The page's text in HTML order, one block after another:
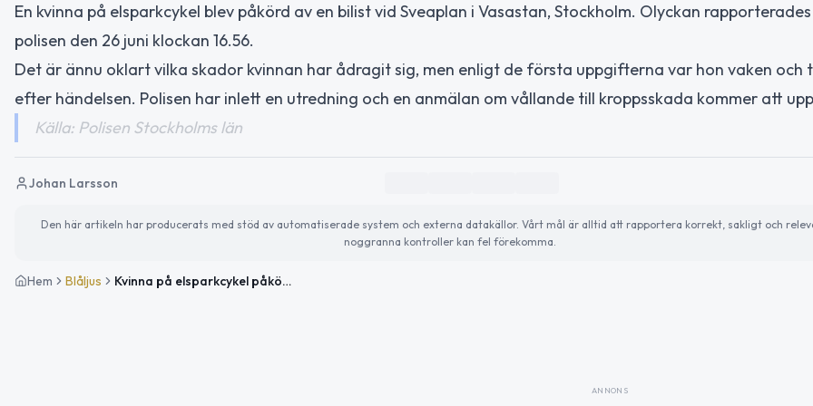
En kvinna på elsparkcykel blev påkörd av en bilist vid Sveaplan i Vasastan, Stockholm. Olyckan
polisen den 26 juni klockan 16.56.
Det är ännu oklart vilka skador kvinnan har ådragit sig, men enligt de första uppgifterna var hon vaken och
efter händelsen. Polisen har inlett en utredning och en anmälan om vållande till kroppsskada kommer att
Källa: Polisen Stockholms län
Johan Larsson
Den här artikeln har producerats med stöd av automatiserade system och externa datakällor. Vårt mål är alltid att rapportera korrekt, sakligt och
noggranna kontroller kan fel förekomma.
Hem Blåljus Kvinna på elsparkcykel påkörd i Vasastan – anmälan upprättad
ANNONS